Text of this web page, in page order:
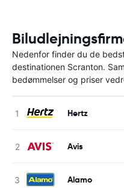
Nedenfor finder du de
destinationen Scranton.
bedømmelser og priser
Hertz
Avis
Alamo